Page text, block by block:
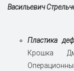
Васильевич
Пластика
Крошка